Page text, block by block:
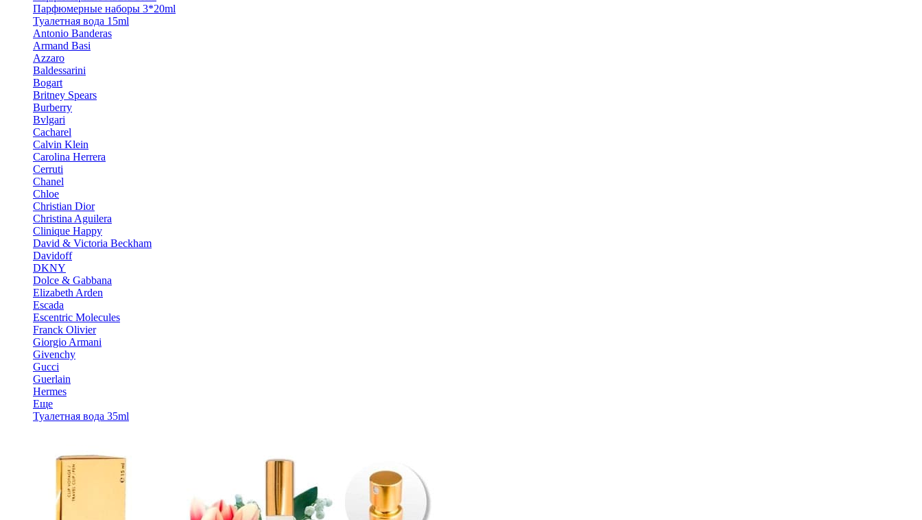
Парфюмерные наборы 3*20ml
Туалетная вода 15ml
Antonio Banderas
Armand Basi
Azzaro
Baldessarini
Bogart
Britney Spears
Burberry
Bvlgari
Cacharel
Calvin Klein
Carolina Herrera
Cerruti
Chanel
Chloe
Christian Dior
Christina Aguilera
Clinique Happy
David & Victoria Beckham
Davidoff
DKNY
Dolce & Gabbana
Elizabeth Arden
Escada
Escentric Molecules
Franck Olivier
Giorgio Armani
Givenchy
Gucci
Guerlain
Hermes
Еще
Туалетная вода 35ml